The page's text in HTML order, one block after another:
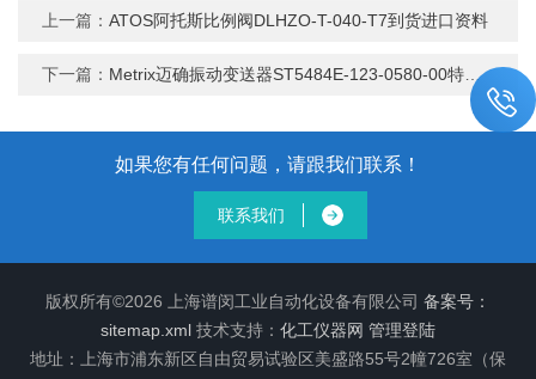
上一篇：ATOS阿托斯比例阀DLHZO-T-040-T7到货进口资料
下一篇： Metrix迈确振动变送器ST5484E-123-0580-00特点资料
如果您有任何问题，请跟我们联系！
联系我们
版权所有©2026 上海谱闵工业自动化设备有限公司 备案号：
sitemap.xml 技术支持： 化工仪器网 管理登陆
地址：上海市浦东新区自由贸易试验区美盛路55号2幢726室（保